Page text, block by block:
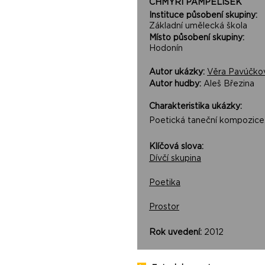
Instituce působení skupiny:
Základní umělecká škola
Místo působení skupiny:
Hodonín
Autor ukázky: Věra
Autor hudby: Aleš Březina
Charakteristika ukázky:
Poetická taneční
Klíčová slova:
Dívčí skupina
Poetika
Prostor
Rok uvedení: 2012